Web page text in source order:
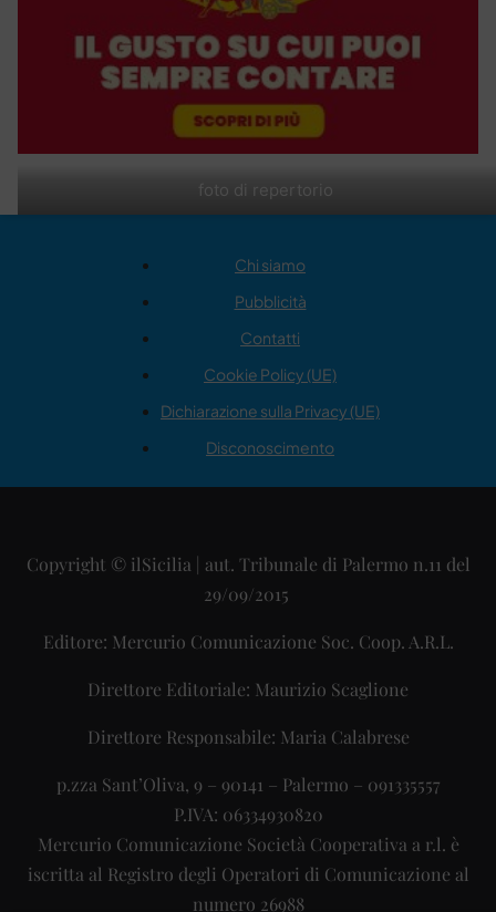
foto di repertorio
Chi siamo
Pubblicità
Contatti
Cookie Policy (UE)
Dichiarazione sulla Privacy (UE)
Disconoscimento
Copyright © ilSicilia | aut. Tribunale di Palermo n.11 del
29/09/2015
Editore: Mercurio Comunicazione Soc. Coop. A.R.L.
Direttore Editoriale: Maurizio Scaglione
Direttore Responsabile: Maria Calabrese
p.zza Sant’Oliva, 9 – 90141 – Palermo – 091335557
P.IVA: 06334930820
Mercurio Comunicazione Società Cooperativa a r.l. è
iscritta al Registro degli Operatori di Comunicazione al
numero 26988